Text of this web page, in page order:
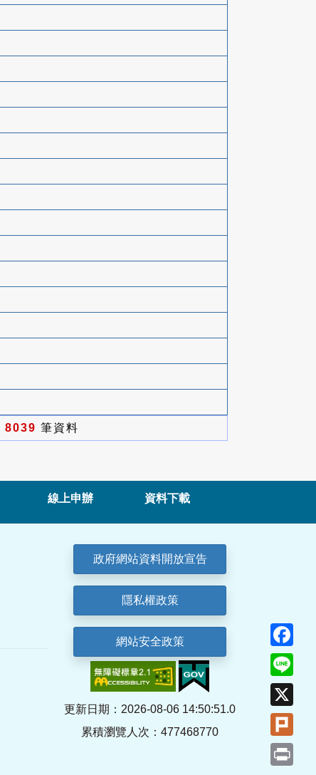
8039 筆資料
線上申辦 資料下載
政府網站資料開放宣告
隱私權政策
網站安全政策
更新日期：2026-08-06 14:50:51.0
累積瀏覽人次：477468770